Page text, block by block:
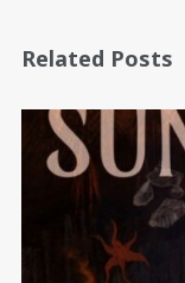
Related Posts